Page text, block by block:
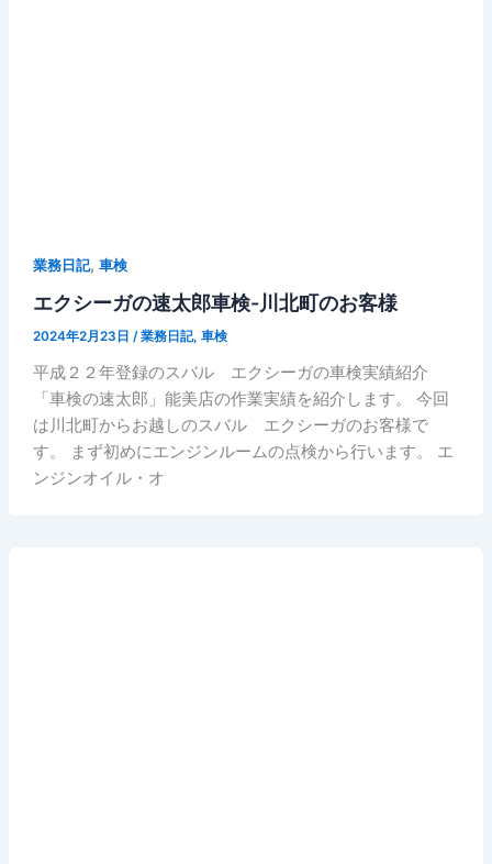
業務日記, 車検
エクシーガの速太郎車検-川北町のお客様
2024年2月23日 /業務日記, 車検
平成２２年登録のスバル エクシーガの車検実績紹介
「車検の速太郎」能美店の作業実績を紹介します。 今回
は川北町からお越しのスバル エクシーガのお客様で
す。 まず初めにエンジンルームの点検から行います。 エ
ンジンオイル・オ